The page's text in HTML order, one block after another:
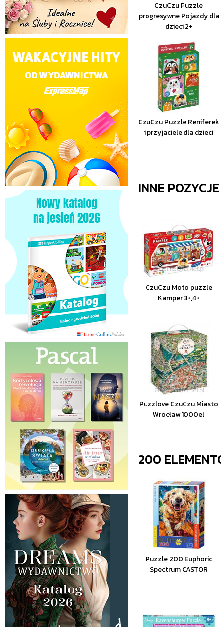
CzuCzu Puzzle
progresywne Pojazdy dla
dzieci 2+
CzuCzu Puzzle Reniferek
i przyjaciele dla dzieci
INNE
CzuCzu Moto puzzle
Kamper 3+,4+
Puzzlove CzuCzu Miasto
Wrocław 1000el
200
Puzzle 200 Euphoric
Spectrum CASTOR